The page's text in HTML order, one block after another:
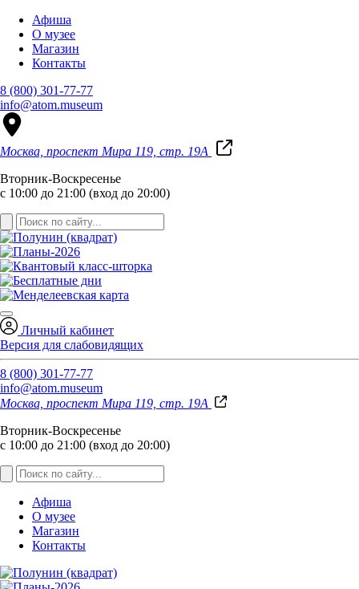
Афиша
О музее
Магазин
Контакты
8 (800) 301-77-77
info@atom.museum
Москва, проспект Мира 119, стр. 19А
Вторник-Воскресенье
с 10:00 до 21:00 (вход до 20:00)
Личный кабинет
Версия для слабовидящих
8 (800) 301-77-77
info@atom.museum
Москва, проспект Мира 119, стр. 19А
Вторник-Воскресенье
с 10:00 до 21:00 (вход до 20:00)
Афиша
О музее
Магазин
Контакты